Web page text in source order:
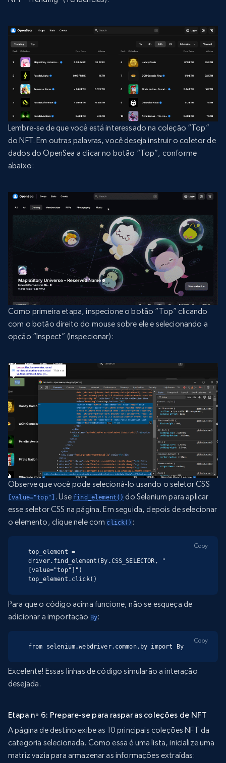
Lembre-se de que você está interessado na coleção “Top”
do NFT. Em outras palavras, você deseja instruir o coletor de
dados do OpenSea a clicar no botão “Top”, conforme
abaixo:
Como primeira etapa, inspecione o botão “Top” clicando
com o botão direito do mouse sobre ele e selecionando a
opção “Inspect” (Inspecionar):
Observe que você pode selecioná-lo usando o seletor CSS
[value="top"] . Use find_element() do Selenium para aplicar
esse seletor CSS na página. Em seguida, depois de selecionar
o elemento, clique nele com click() :
top_element =
driver.find_element(By.CSS_SELECTOR, "
[value="top"]")
top_element.click()
Copy
Para que o código acima funcione, não se esqueça de
adicionar a importação By:
from selenium.webdriver.common.by import By
Copy
Excelente! Essas linhas de código simularão a interação
desejada.
Etapa nº 6: Prepare-se para raspar as coleções de NFT
A página de destino exibe as 10 principais coleções NFT da
categoria selecionada. Como essa é uma lista, inicialize uma
matriz vazia para armazenar as informações extraídas: